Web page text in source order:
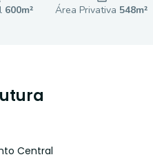
600m² Área Privativa 548m²
Central